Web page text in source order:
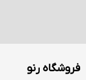
فروشگاه رنو